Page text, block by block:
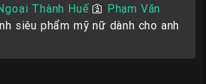
Thành Huế🛐 Phạm Văn
siêu phẩm mỹ nữ dành cho anh